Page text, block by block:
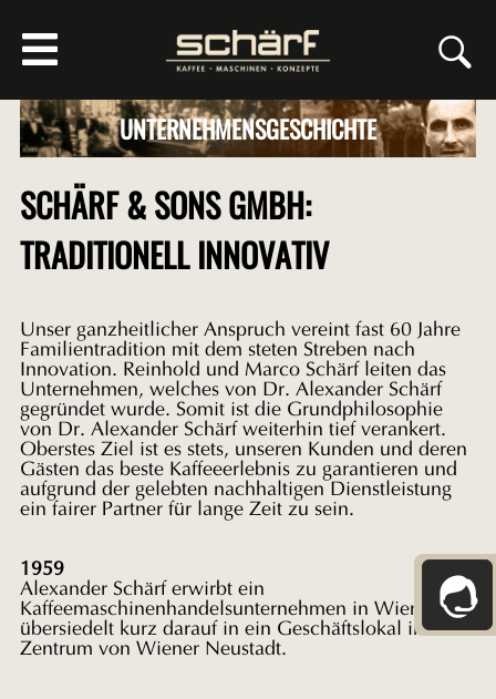
UNTERNEHMENSGESCHICHTE
SCHÄRF & SONS GMBH:
TRADITIONELL INNOVATIV
Unser ganzheitlicher Anspruch vereint fast 60 Jahre
Familientradition mit dem steten Streben nach
Innovation. Reinhold und Marco Schärf leiten das
Unternehmen, welches von Dr. Alexander Schärf
gegründet wurde. Somit ist die Grundphilosophie
von Dr. Alexander Schärf weiterhin tief verankert.
Oberstes Ziel ist es stets, unseren Kunden und deren
Gästen das beste Kaffeeerlebnis zu garantieren und
aufgrund der gelebten nachhaltigen Dienstleistung
ein fairer Partner für lange Zeit zu sein.
1959
Alexander Schärf erwirbt ein
Kaffeemaschinenhandelsunternehmen in Wien und
übersiedelt kurz darauf in ein Geschäftslokal ins
Zentrum von Wiener Neustadt.